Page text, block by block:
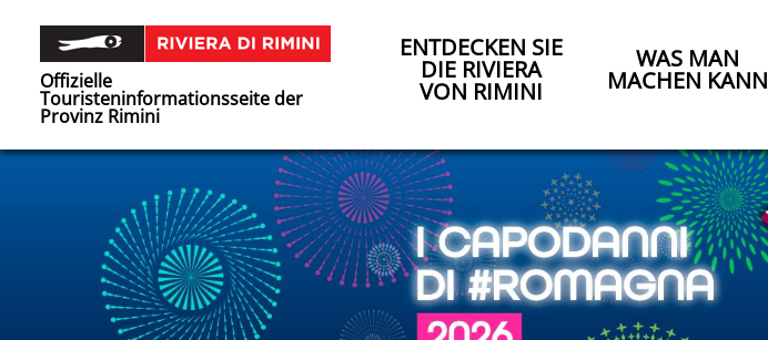
Offizielle
Touristeninformationsseite der
Provinz Rimini
ENTDECKEN SIE
DIE RIVIERA
VON RIMINI
WAS MAN
MACHEN KANN